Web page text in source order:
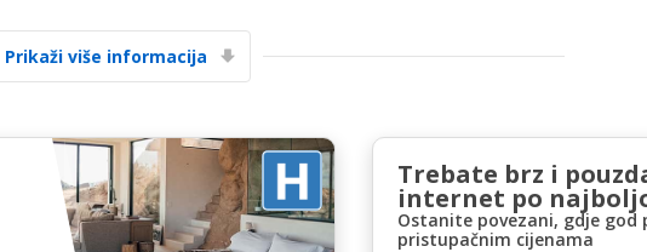
Posebni popusti
Pristupite ekskluzivnim ponudama naših
dobavljača
Prijava putem eLinka
Prikaži više informacija
Trebate brz i
internet po
Ostanite povezani, gdje god
pristupačnim cijenama